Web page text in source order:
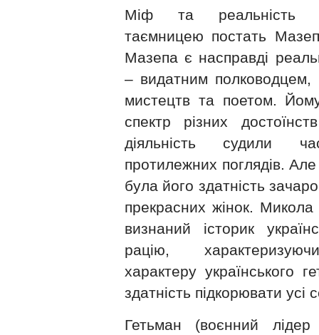
Міф та реальність
таємницею постать
Мазепа є насправді
– видатним полководцем,
мистецтв та поетом.
спектр різних
діяльність судили
протилежних поглядів.
була його здатність
прекрасних жінок.
визнаний історик
рацію,
характеру українського
здатність підкорювати усі
Гетьман (воєнний